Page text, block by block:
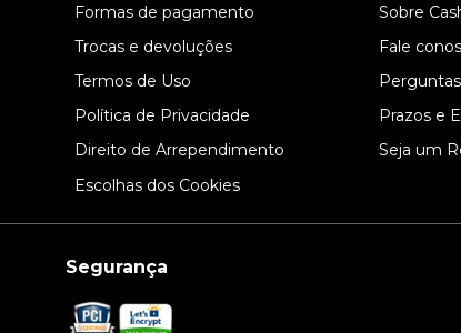
Formas de pagamento
Trocas e devoluções
Termos de Uso
Política de Privacidade
Direito de Arrependimento
Escolhas dos Cookies
Sobre
Fale
Prazos e
Seja um
Segurança